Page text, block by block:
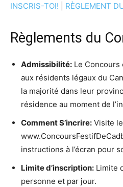
INSCRIS-TOI! RÈGLEMENT
Règlements du
Admissibilité: Le
aux résidents légaux du
la majorité dans leur
résidence au moment de
Comment S’incrire: Visite
instructions à l’écran pour
Limite d’inscription: Limite
personne et par jour.